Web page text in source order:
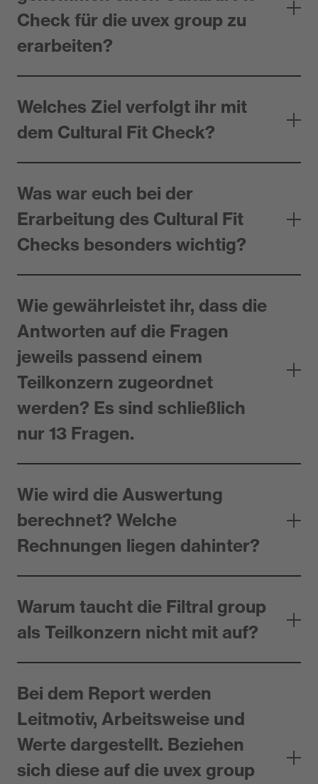
Check für die uvex group zu
erarbeiten?
Welches Ziel verfolgt ihr mit
dem Cultural Fit Check?
Was war euch bei der
Erarbeitung des Cultural Fit
Checks besonders wichtig?
Wie gewährleistet ihr, dass die
Antworten auf die Fragen
jeweils passend einem
Teilkonzern zugeordnet
werden? Es sind schließlich
nur 13 Fragen.
Wie wird die Auswertung
berechnet? Welche
Rechnungen liegen dahinter?
Warum taucht die Filtral group
als Teilkonzern nicht mit auf?
Bei dem Report werden
Leitmotiv, Arbeitsweise und
Werte dargestellt. Beziehen
sich diese auf die uvex group